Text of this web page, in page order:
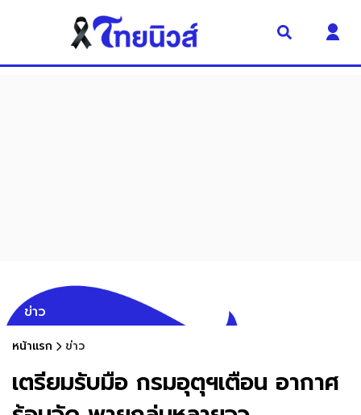
ข่าว
หน้าแรก ข่าว
เตรียมรับมือ กรมอุตุฯเตือน อากาศ